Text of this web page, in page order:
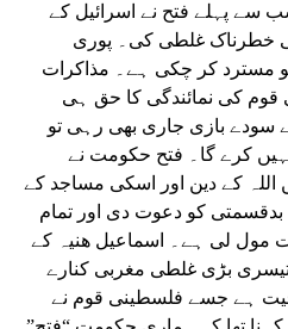
سے پہلے فتح نے اسرائیل کے
خطرناک غلطی کی۔ پوری
مسترد کر چکی ہے۔ مذاکرات
کی نمائندگی کا حق ہی
سودے بازی جاری بھی رہی تو
کرے گا۔ فتح حکومت نے
کے دین اور اسکی مساجد کے
کو دعوت دی اور تمام
مول لی ہے۔ اسماعیل ھنیہ کے
بڑی غلطی مغربی کنارے
ہے جسے فلسطینی قوم نے